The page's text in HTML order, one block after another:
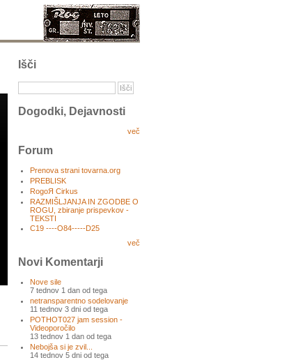
Išči
Dogodki, Dejavnosti
več
Forum
Prenova strani tovarna.org
PREBLISK
RogoЯ Cirkus
RAZMIŠLJANJA IN ZGODBE O
ROGU, zbiranje prispevkov -
TEKSTI
C19 ----O84-----D25
več
Novi Komentarji
Nove sile
7 tednov 1 dan od tega
netransparentno sodelovanje
11 tednov 3 dni od tega
POTHOT027 jam session -
Videoporočilo
13 tednov 1 dan od tega
Nebojša si je zvil...
14 tednov 5 dni od tega